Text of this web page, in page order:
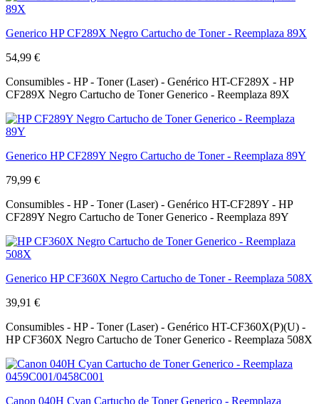
Generico HP CF289X Negro Cartucho de Toner - Reemplaza 89X
54,99 €
Consumibles - HP - Toner (Laser) - Genérico HT-CF289X - HP
CF289X Negro Cartucho de Toner Generico - Reemplaza 89X
Generico HP CF289Y Negro Cartucho de Toner - Reemplaza 89Y
79,99 €
Consumibles - HP - Toner (Laser) - Genérico HT-CF289Y - HP
CF289Y Negro Cartucho de Toner Generico - Reemplaza 89Y
Generico HP CF360X Negro Cartucho de Toner - Reemplaza 508X
39,91 €
Consumibles - HP - Toner (Laser) - Genérico HT-CF360X(P)(U) -
HP CF360X Negro Cartucho de Toner Generico - Reemplaza 508X
Canon 040H Cyan Cartucho de Toner Generico - Reemplaza